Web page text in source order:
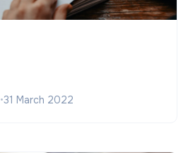
•31 March 2022